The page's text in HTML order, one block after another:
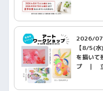
2026/
【8/5(
を描いて
プ ｜ 立